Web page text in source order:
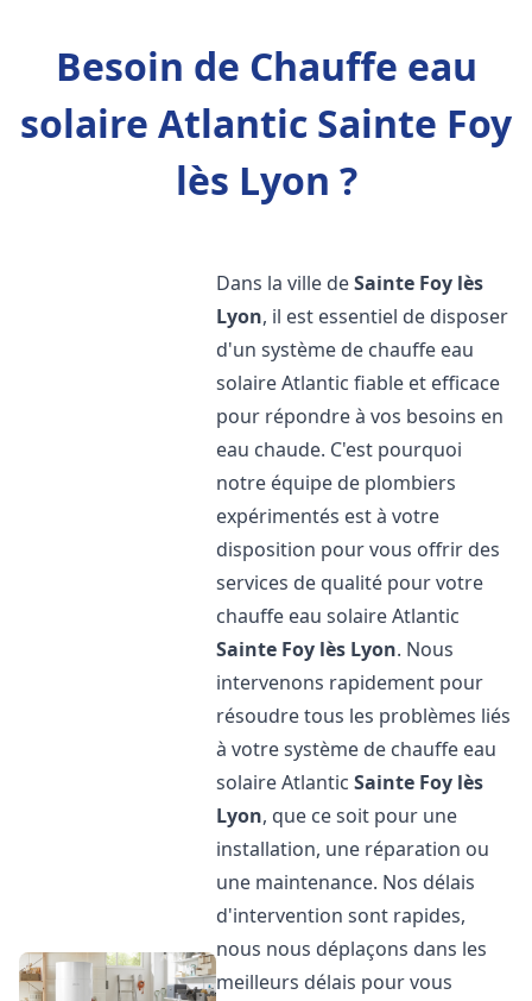
Besoin de Chauffe eau
solaire Atlantic Sainte Foy
lès Lyon ?
Dans la ville deSainte Foy lès
Lyon, il est essentiel de disposer
d'un système de chauffe eau
solaire Atlantic fiable et efficace
pour répondre à vos besoins en
eau chaude. C'est pourquoi
notre équipe de plombiers
expérimentés est à votre
disposition pour vous offrir des
services de qualité pour votre
chauffe eau solaire Atlantic
Sainte Foy lès Lyon. Nous
intervenons rapidement pour
résoudre tous les problèmes liés
à votre système de chauffe eau
solaire AtlanticSainte Foy lès
Lyon, que ce soit pour une
installation, une réparation ou
une maintenance. Nos délais
d'intervention sont rapides,
nous nous déplaçons dans les
meilleurs délais pour vous